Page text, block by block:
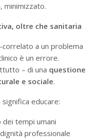
minimizzato.
oltre che sanitaria
a un problema
è un errore.
– di una questione
e sociale.
educare:
tempi umani
professionale